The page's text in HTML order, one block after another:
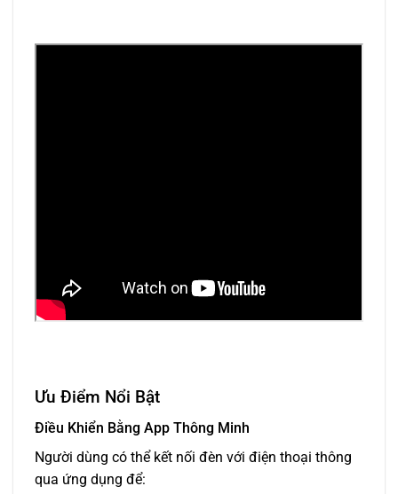
Ưu Điểm Nổi Bật
Điều Khiển Bằng App Thông Minh
Người dùng có thể kết nối đèn với điện thoại thông
qua ứng dụng để: